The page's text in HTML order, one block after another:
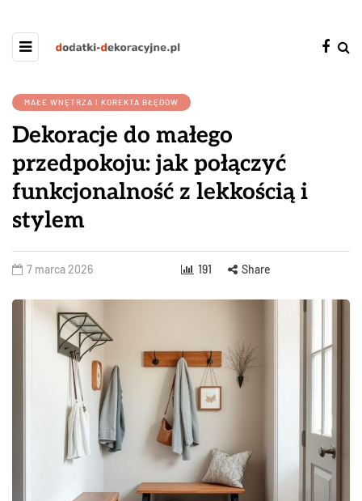
MAŁE WNĘTRZA I KOREKTA BŁĘDÓW
Dekoracje do małego
przedpokoju: jak połączyć
funkcjonalność z lekkością i
stylem
7 marca 2026 191 Share